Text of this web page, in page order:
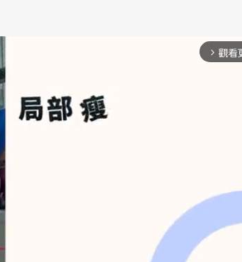
arrow_forward_ios 觀看